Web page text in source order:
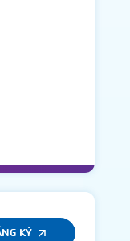
KÝ